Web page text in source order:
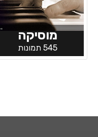
מוסיקה
545 תמונות